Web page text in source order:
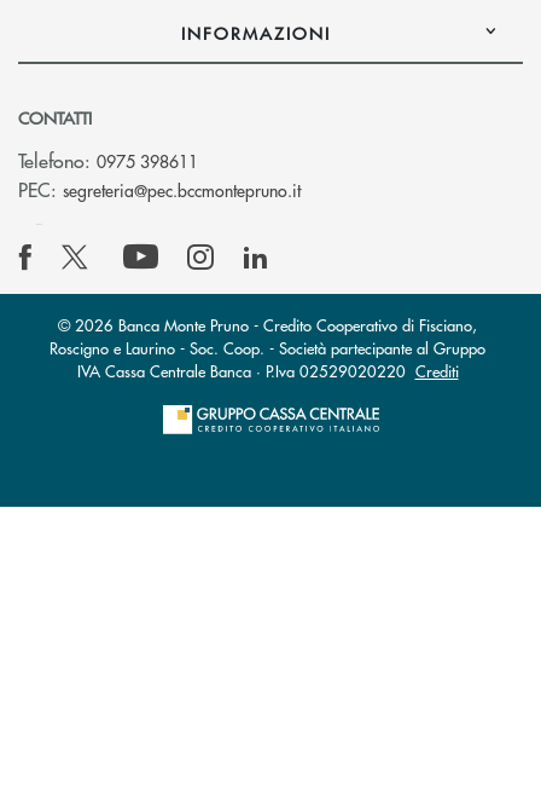
INFORMAZIONI
CONTATTI
Telefono: 0975 398611
PEC: segreteria@pec.bccmontepruno.it(si apre l’app di posta
© 2026 Banca Monte Pruno - Credito Cooperativo di Fisciano,
Roscigno e Laurino - Soc. Coop. - Società partecipante al Gruppo
IVA Cassa Centrale Banca · P.Iva 02529020220 Crediti